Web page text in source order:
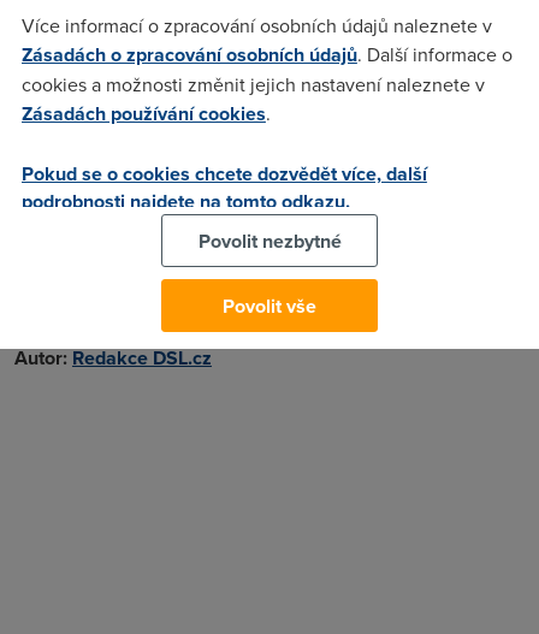
K nabídce máte možnost získat samoinstalační USB modem
za zajímavou cenu:
USB modemK3770 za 77,- Kč, který umí 2G i 3G.
ModemMobile Connect kombo za 277,- Kč
2G,3G a CDMA
USB modemK4510 za 977,- Kč, který umí stahovat rychlostí
Objednat toto připojení můžetezde.
Autor:Redakce DSL.cz
Více informací o zpracování osobních údajů naleznete v
Zásadách o zpracování osobních údajů. Další informace o
cookies a možnosti změnit jejich nastavení naleznete v
Zásadách používání cookies.
Pokud se o cookies chcete dozvědět více, další
podrobnosti najdete na tomto odkazu.
Povolit nezbytné
Povolit vše